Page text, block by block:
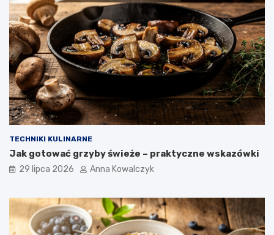
TECHNIKI KULINARNE
Jak gotować grzyby świeże – praktyczne wskazówki
29 lipca 2026 Anna Kowalczyk